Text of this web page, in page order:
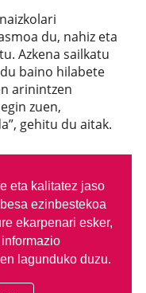
du, nahiz eta
Azkena sailkatu
baino hilabete
arinintzen
zuen,
gehitu du aitak.
eta kalitatez jaso
ezinbestekoa
ekarpenari esker,
lagunduko duzu.